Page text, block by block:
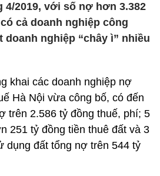
4/2019, với số nợ hơn 3.382
cả doanh nghiệp công
doanh nghiệp “chây ì” nhiều
khai các doanh nghiệp nợ
Hà Nội vừa công bố, có đến
trên 2.586 tỷ đồng thuế, phí; 5
251 tỷ đồng tiền thuê đất và 3
dụng đất tổng nợ trên 544 tỷ